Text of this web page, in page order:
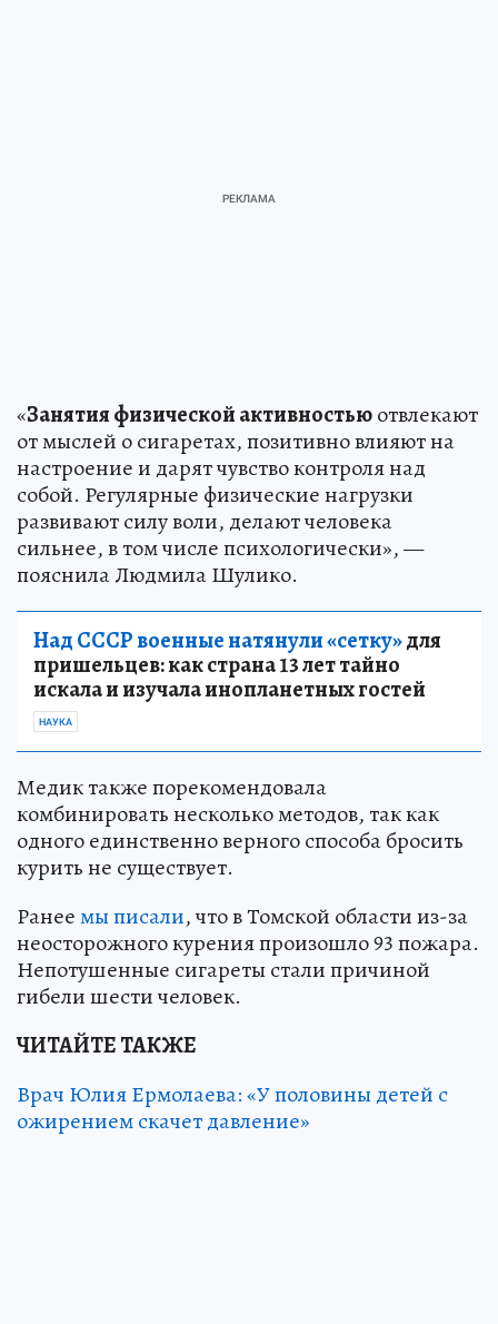
«Занятия физической активностьюотвлекают
от мыслей о сигаретах, позитивно влияют на
настроение и дарят чувство контроля над
собой. Регулярные физические нагрузки
развивают силу воли, делают человека
сильнее, в том числе психологически», —
пояснила Людмила Шулико.
Над СССР военные натянули «сетку»для
пришельцев: как страна 13 лет тайно
искала и изучала инопланетных гостей
НАУКА
Медик также порекомендовала
комбинировать несколько методов, так как
одного единственно верного способа бросить
курить не существует.
Ранеемы писали, что в Томской области из-за
неосторожного курения произошло 93 пожара.
Непотушенные сигареты стали причиной
гибели шести человек.
ЧИТАЙТЕ ТАКЖЕ
Врач Юлия Ермолаева: «У половины детей с
ожирением скачет давление»